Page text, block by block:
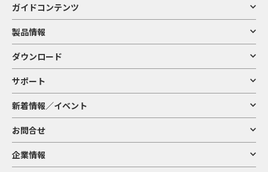
ガイドコンテンツ
製品情報
ダウンロード
サポート
新着情報／イベント
お問合せ
企業情報